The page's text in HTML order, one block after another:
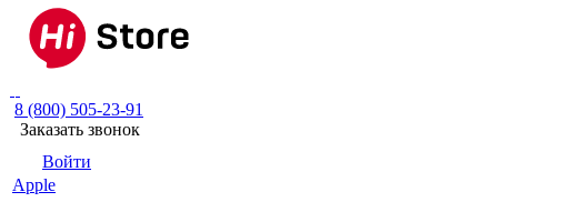
8 (800) 505-23-91
Заказать звонок
Войти
Apple